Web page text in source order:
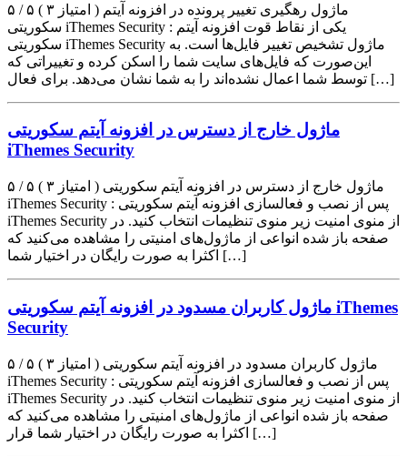
۵ / ۵ ( ۳ امتیاز ) ماژول رهگیری تغییر پرونده در افزونه آیتم
سکوریتی iThemes Security : یکی از نقاط قوت افزونه آیتم
سکوریتی iThemes Security ماژول تشخیص تغییر فایل‌ها است. به
این‌صورت که فایل‌های سایت شما را اسکن کرده و تغییراتی که
توسط شما اعمال نشده‌اند را به شما نشان می‌دهد. برای فعال […]
ماژول خارج از دسترس در افزونه آیتم سکوریتی
iThemes Security
۵ / ۵ ( ۳ امتیاز ) ماژول خارج از دسترس در افزونه آیتم سکوریتی
iThemes Security : پس از نصب و فعالسازی افزونه آیتم سکوریتی
iThemes Security از منوی امنیت زیر منوی تنظیمات انتخاب کنید. در
صفحه باز شده انواعی از ماژول‌های امنیتی را مشاهده می‌کنید که
اکثرا به صورت رایگان در اختیار شما […]
ماژول کاربران مسدود در افزونه آیتم سکوریتی iThemes
Security
۵ / ۵ ( ۳ امتیاز ) ماژول کاربران مسدود در افزونه آیتم سکوریتی
iThemes Security : پس از نصب و فعالسازی افزونه آیتم سکوریتی
iThemes Security از منوی امنیت زیر منوی تنظیمات انتخاب کنید. در
صفحه باز شده انواعی از ماژول‌های امنیتی را مشاهده می‌کنید که
اکثرا به صورت رایگان در اختیار شما قرار […]